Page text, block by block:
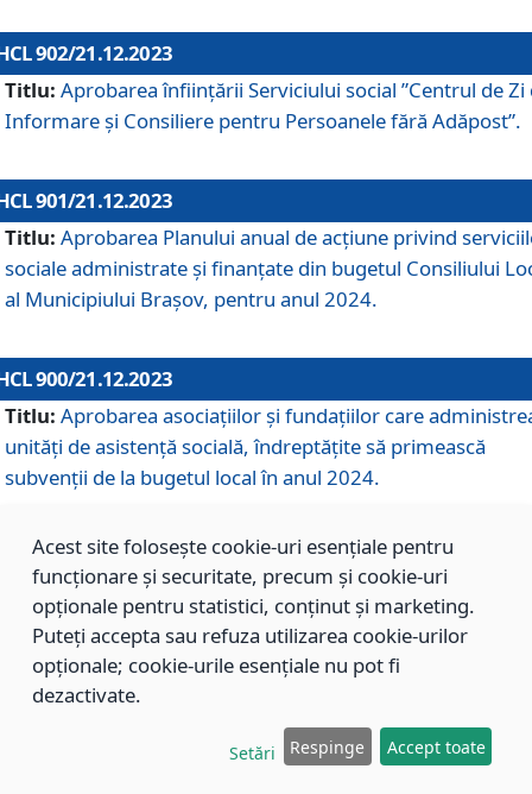
902/21.12.2023
Titlu: Aprobarea înființării Serviciului social ”Centrul de Zi
Informare și Consiliere pentru Persoanele fără Adăpost”.
901/21.12.2023
Titlu: Aprobarea Planului anual de acțiune privind
sociale administrate și finanțate din bugetul Consiliului
al Municipiului Brașov, pentru anul 2024.
900/21.12.2023
Titlu: Aprobarea asociațiilor şi fundațiilor care
unități de asistenţă socială, îndreptăţite să primească
subvenţii de la bugetul local în anul 2024.
899/21.12.2023
Aprobarea standardelor de cost pentru serviciile
sociale furnizate în cadrul Direcției de Asistență Socială
Brașov, pentru anul 2024.
Modificarea Anexei la H.C.L. nr. 91 din 09.02.2018,
Acest site folosește cookie-uri esențiale pentru
funcționare și securitate, precum și cookie-uri
opționale pentru statistici, conținut și marketing.
Puteți accepta sau refuza utilizarea cookie-urilor
opționale; cookie-urile esențiale nu pot fi
dezactivate.
Setări Respinge Accept toate